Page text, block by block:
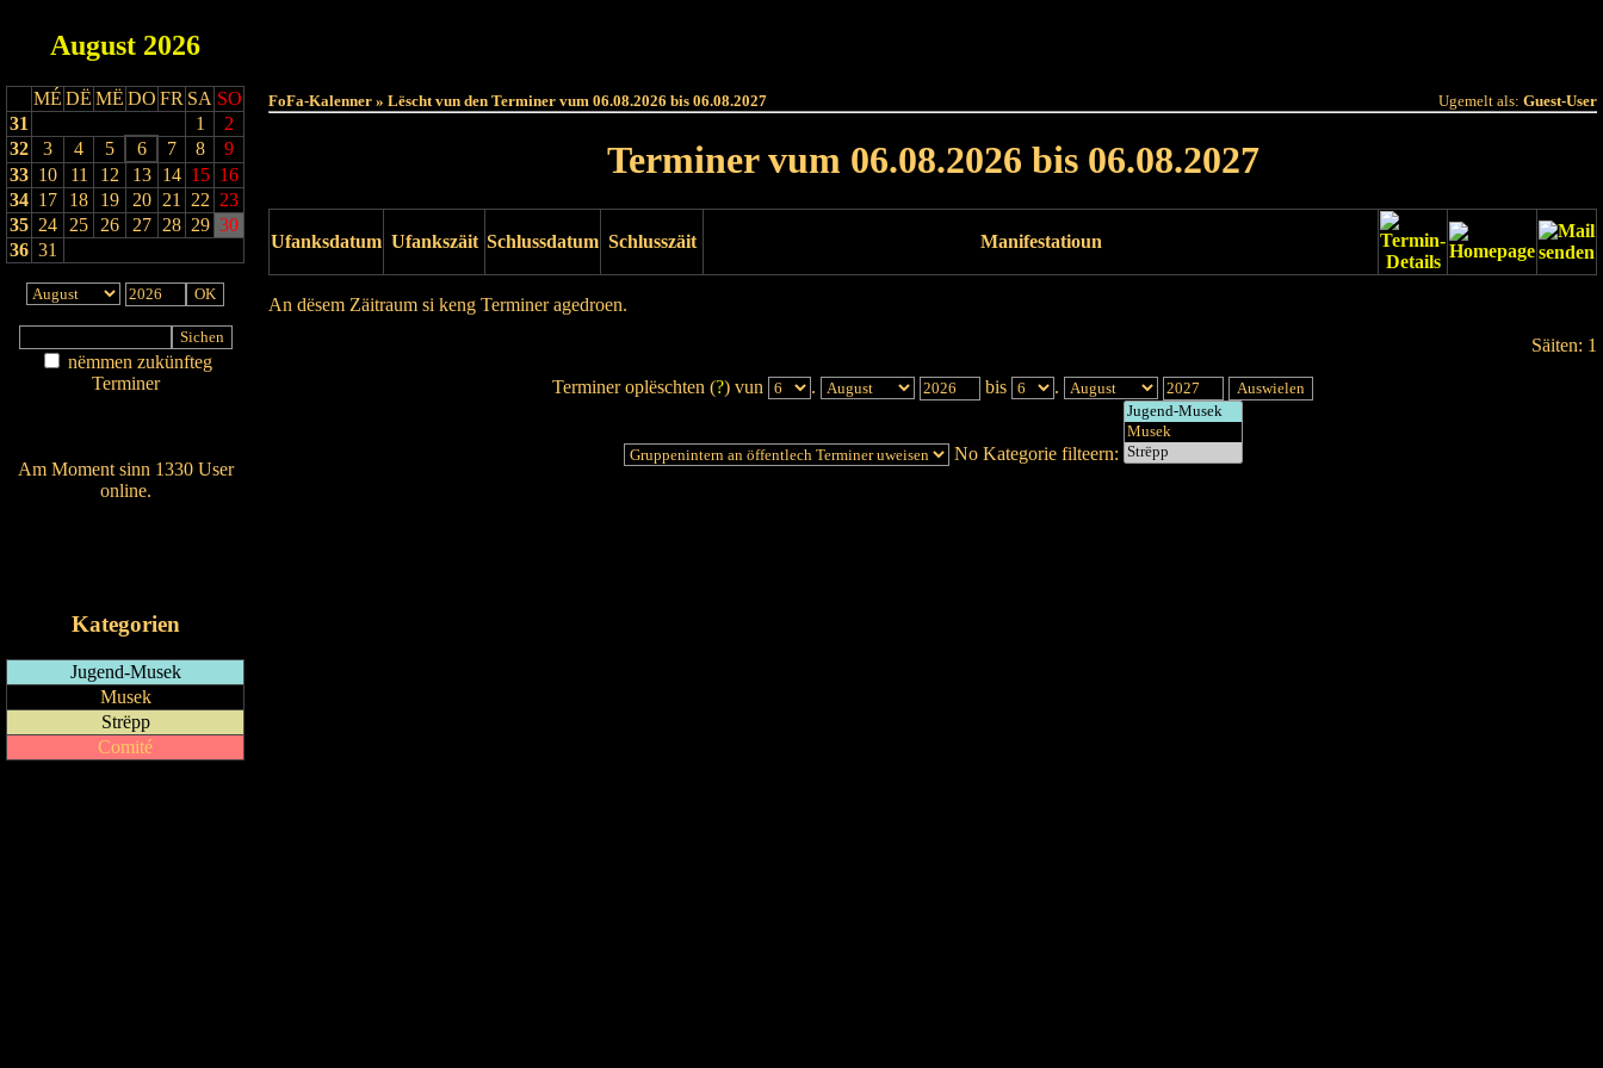
August 2026
MÉ DË MË DO FR SA SO
31
1
2
32
3 4 5 6 7 8
9
33 10 11 12 13 14 15 16
34 17 18 19 20 21 22 23
35 24 25 26 27 28 29 30
36 31
nëmmen zukünfteg
Terminer
Am Moment sinn 1330 User
online.
Kategorien
Jugend-Musek
Musek
Strëpp
Comité
FoFa-Kalenner » Lëscht vun den Terminer vum 06.08.2026 bis 06.08.2027 Ugemelt als: Guest-User
Terminer vum 06.08.2026 bis 06.08.2027
Ufanksdatum Ufankszäit Schlussdatum Schlusszäit Manifestatioun
An dësem Zäitraum si keng Terminer agedroen.
Säiten: 1
Terminer oplëschten (?) vun . bis .
No Kategorie filteern: